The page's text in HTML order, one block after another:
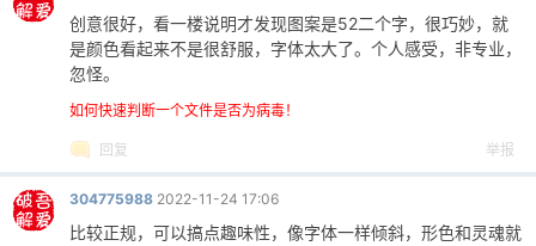
创意很好，看一楼说明才发现图案是52二个字，很巧妙，就
是颜色看起来不是很舒服，字体太大了。个人感受，非专业，
忽怪。
如何快速判断一个文件是否为病毒！
回复 举报
304775988 2022-11-24 17:06
比较正规，可以搞点趣味性，像字体一样倾斜，形色和灵魂就